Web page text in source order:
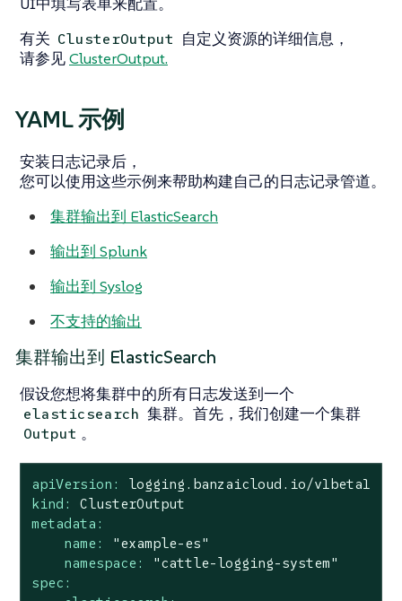
UI中填写表单来配置。
有关 ClusterOutput 自定义资源的详细信息，
请参见ClusterOutput.
YAML 示例
安装日志记录后，
您可以使用这些示例来帮助构建自己的日志记录管道。
集群输出到 ElasticSearch
输出到 Splunk
输出到 Syslog
不支持的输出
集群输出到 ElasticSearch
假设您想将集群中的所有日志发送到一个
elasticsearch 集群。首先，我们创建一个集群
Output 。
apiVersion:
logging.banzaicloud.io/v1beta1
kind:
ClusterOutput
metadata:
name:
"example-es"
namespace:
"cattle-logging-system"
spec: